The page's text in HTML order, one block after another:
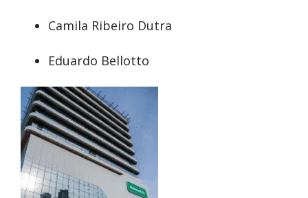
Camila Ribeiro Dutra
Eduardo Bellotto